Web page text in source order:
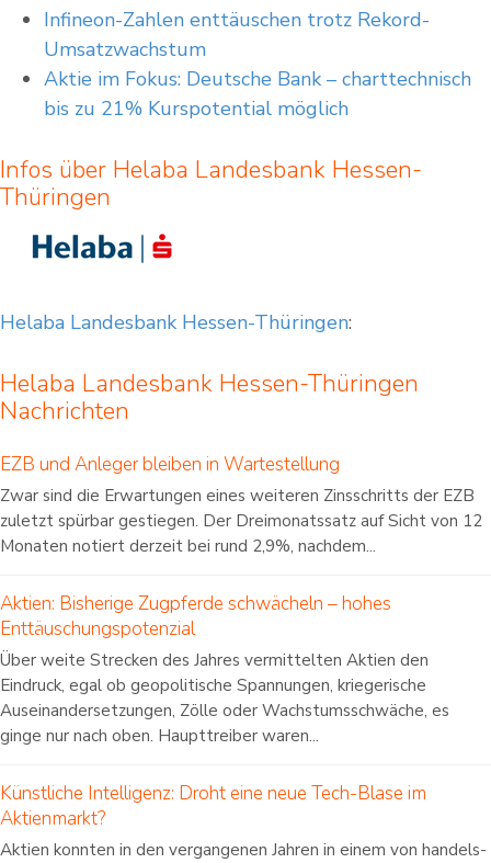
Infineon-Zahlen enttäuschen trotz Rekord-
Umsatzwachstum
Aktie im Fokus: Deutsche Bank – charttechnisch
bis zu 21% Kurspotential möglich
Infos über Helaba Landesbank Hessen-
Thüringen
Helaba Landesbank Hessen-Thüringen:
Helaba Landesbank Hessen-Thüringen
Nachrichten
EZB und Anleger bleiben in Wartestellung
Zwar sind die Erwartungen eines weiteren Zinsschritts der EZB
zuletzt spürbar gestiegen. Der Dreimonatssatz auf Sicht von 12
Monaten notiert derzeit bei rund 2,9%, nachdem...
Aktien: Bisherige Zugpferde schwächeln – hohes
Enttäuschungspotenzial
Über weite Strecken des Jahres vermittelten Aktien den
Eindruck, egal ob geopolitische Spannungen, kriegerische
Auseinandersetzungen, Zölle oder Wachstumsschwäche, es
ginge nur nach oben. Haupttreiber waren...
Künstliche Intelligenz: Droht eine neue Tech-Blase im
Aktienmarkt?
Aktien konnten in den vergangenen Jahren in einem von handels-